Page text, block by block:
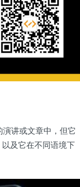
讲或文章中，但它
及它在不同语境下